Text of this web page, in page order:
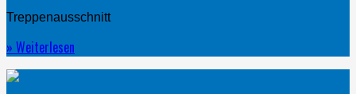
Treppenausschnitt
» Weiterlesen